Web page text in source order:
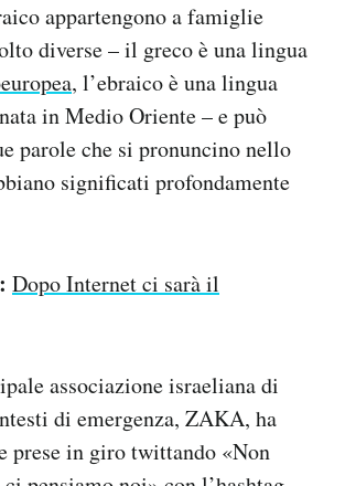
appartengono a famiglie
diverse – il greco è una lingua
, l’ebraico è una lingua
in Medio Oriente – e può
parole che si pronuncino nello
significati profondamente
Dopo Internet ci sarà il
associazione israeliana di
di emergenza, ZAKA, ha
prese in giro twittando «Non